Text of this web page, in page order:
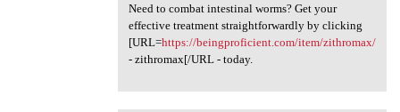
Need to combat intestinal worms? Get your
effective treatment straightforwardly by clicking
[URL=https://beingproficient.com/item/zithromax/
- zithromax[/URL - today.